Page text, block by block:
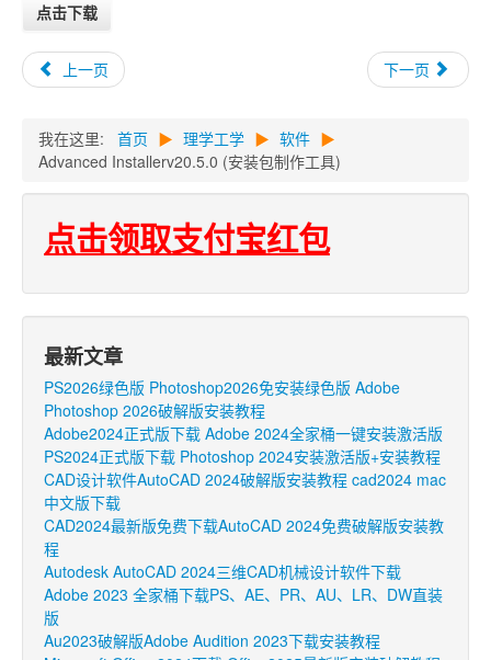
点击下载
上一页 下一页
我在这里: 首页 ▶ 理学工学 ▶ 软件 ▶
Advanced Installerv20.5.0 (安装包制作工具)
点击领取支付宝红包
最新文章
PS2026绿色版 Photoshop2026免安装绿色版 Adobe
Photoshop 2026破解版安装教程
Adobe2024正式版下载 Adobe 2024全家桶一键安装激活版
PS2024正式版下载 Photoshop 2024安装激活版+安装教程
CAD设计软件AutoCAD 2024破解版安装教程 cad2024 mac
中文版下载
CAD2024最新版免费下载AutoCAD 2024免费破解版安装教
程
Autodesk AutoCAD 2024三维CAD机械设计软件下载
Adobe 2023 全家桶下载PS、AE、PR、AU、LR、DW直装
版
Au2023破解版Adobe Audition 2023下载安装教程